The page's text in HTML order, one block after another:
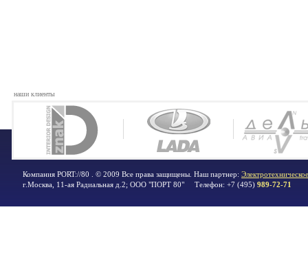
наши клиенты
Компания PORT://80 . © 2009 Все права защищены. Наш партнер:
г.Москва 11-ая Радиальная д.2; ООО "ПОРТ 80" Телефон: +7 (495) 989-72-71